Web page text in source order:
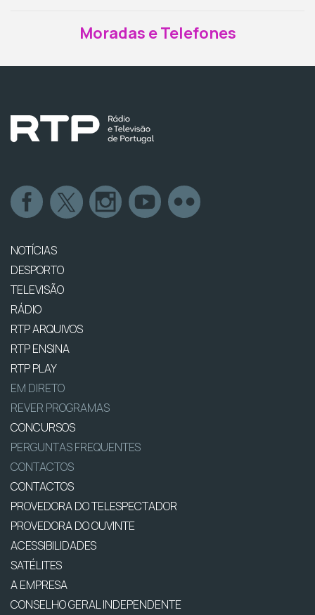
Moradas e Telefones
NOTÍCIAS
DESPORTO
TELEVISÃO
RÁDIO
RTP ARQUIVOS
RTP ENSINA
RTP PLAY
EM DIRETO
REVER PROGRAMAS
CONCURSOS
PERGUNTAS FREQUENTES
CONTACTOS
CONTACTOS
PROVEDORA DO TELESPECTADOR
PROVEDORA DO OUVINTE
ACESSIBILIDADES
SATÉLITES
A EMPRESA
CONSELHO GERAL INDEPENDENTE